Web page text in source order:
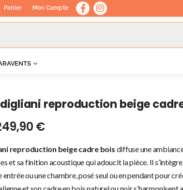
Panier Mon Compte
reproduction beige
€
reproduction beige cadre bois diffuse une
et sa finition acoustique qui adoucit la pièce. Il
entrée ou une chambre, posé seul ou en pendant pour